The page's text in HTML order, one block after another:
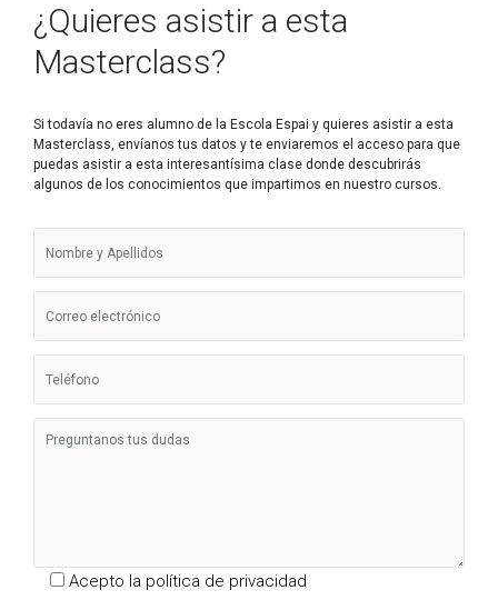
¿Quieres asistir a esta
Masterclass?
Si todavía no eres alumno de la Escola Espai y quieres asistir a esta
Masterclass, envíanos tus datos y te enviaremos el acceso para que
puedas asistir a esta interesantísima clase donde descubrirás
algunos de los conocimientos que impartimos en nuestro cursos.
Acepto la política de privacidad